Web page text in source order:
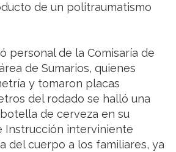
de un politraumatismo
personal de la Comisaría de
de Sumarios, quienes
y tomaron placas
del rodado se halló una
de cerveza en su
Instrucción interviniente
del cuerpo a los familiares, ya